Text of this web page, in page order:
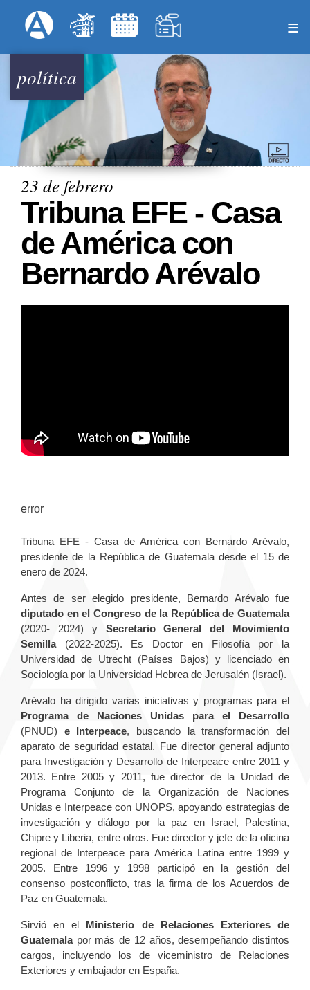
al
principal
Menú Superior
política
23 de febrero
Tribuna EFE - Casa
de América con
Bernardo Arévalo
error
Tribuna EFE - Casa de América con Bernardo Arévalo,
presidente de la República de Guatemala desde el 15 de
enero de 2024.
Antes de ser elegido presidente, Bernardo Arévalo fue
diputado en el Congreso de la República de Guatemala
(2020- 2024) y Secretario General del Movimiento
Semilla(2022-2025). Es Doctor en Filosofía por la
Universidad de Utrecht (Países Bajos) y licenciado en
Sociología por la Universidad Hebrea de Jerusalén (Israel).
Arévalo ha dirigido varias iniciativas y programas para el
Programa de Naciones Unidas para el Desarrollo
(PNUD) e Interpeace, buscando la transformación del
aparato de seguridad estatal. Fue director general adjunto
para Investigación y Desarrollo de Interpeace entre 2011 y
2013. Entre 2005 y 2011, fue director de la Unidad de
Programa Conjunto de la Organización de Naciones
Unidas e Interpeace con UNOPS, apoyando estrategias de
investigación y diálogo por la paz en Israel, Palestina,
Chipre y Liberia, entre otros. Fue director y jefe de la oficina
regional de Interpeace para América Latina entre 1999 y
2005. Entre 1996 y 1998 participó en la gestión del
consenso postconflicto, tras la firma de los Acuerdos de
Paz en Guatemala.
Sirvió en el Ministerio de Relaciones Exteriores de
Guatemalapor más de 12 años, desempeñando distintos
cargos, incluyendo los de viceministro de Relaciones
Exteriores y embajador en España.